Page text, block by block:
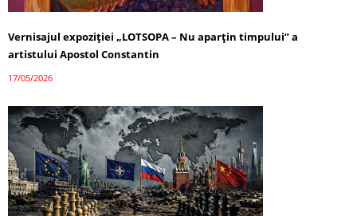
Vernisajul expoziției „LOTSOPA – Nu aparțin timpului” a
artistului Apostol Constantin
17/05/2026